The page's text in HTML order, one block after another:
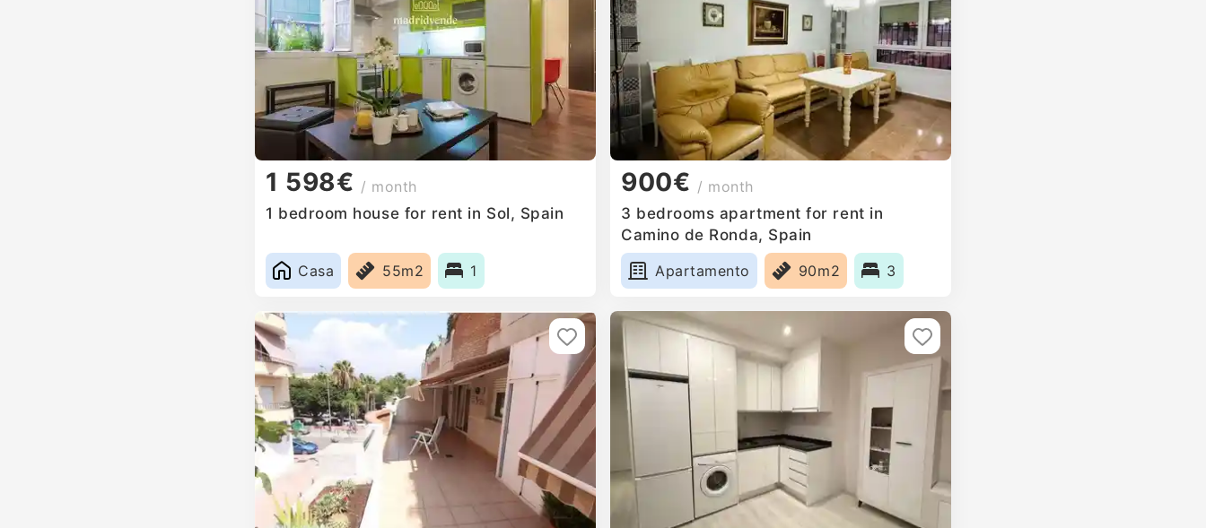
1 598€ / month
1 bedroom house for rent in Sol, Spain
Casa 55m2 1
900€ / month
3 bedrooms apartment for rent in
Camino de Ronda, Spain
Apartamento
90m2 3